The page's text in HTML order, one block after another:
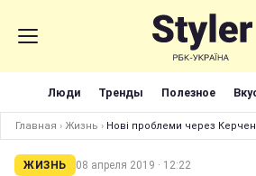
Люди Тренды Полезное
Главная › Жизнь › Нові проблеми через
ЖИЗНЬ 08 апреля 2019 · 12:22